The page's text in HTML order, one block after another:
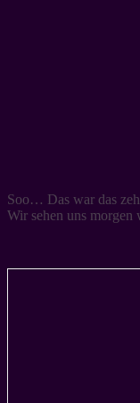
Soo… Das war das
Wir sehen uns morgen